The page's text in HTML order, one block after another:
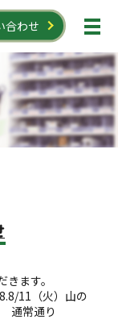
合わせ
ます。
11（火）山の
通常通り